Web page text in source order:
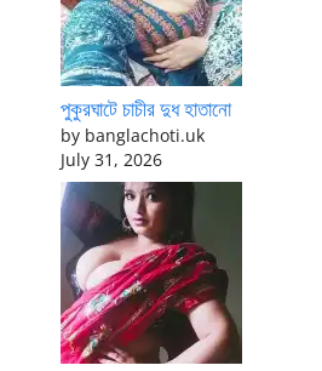
পুকুরঘাটে চাচীর দুধ হাতানো
by banglachoti.uk
July 31, 2026